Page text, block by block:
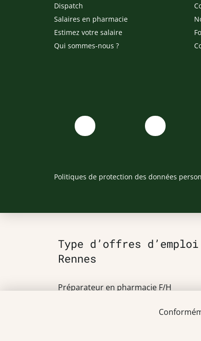
Dispatch
Salaires en pharmacie
Estimez votre salaire
Qui sommes-nous ?
Politiques de protection des données
Type d’offres
Rennes
Préparateur en pharmacie F/H